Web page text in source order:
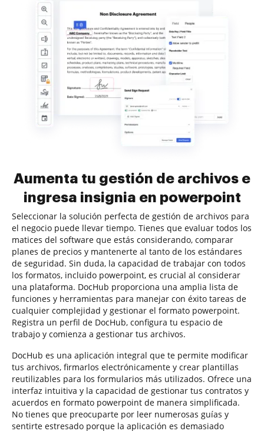
Aumenta tu gestión de archivos e
ingresa insignia en powerpoint
Seleccionar la solución perfecta de gestión de archivos para
el negocio puede llevar tiempo. Tienes que evaluar todos los
matices del software que estás considerando, comparar
planes de precios y mantenerte al tanto de los estándares
de seguridad. Sin duda, la capacidad de trabajar con todos
los formatos, incluido powerpoint, es crucial al considerar
una plataforma. DocHub proporciona una amplia lista de
funciones y herramientas para manejar con éxito tareas de
cualquier complejidad y gestionar el formato powerpoint.
Registra un perfil de DocHub, configura tu espacio de
trabajo y comienza a gestionar tus archivos.
DocHub es una aplicación integral que te permite modificar
tus archivos, firmarlos electrónicamente y crear plantillas
reutilizables para los formularios más utilizados. Ofrece una
interfaz intuitiva y la capacidad de gestionar tus contratos y
acuerdos en formato powerpoint de manera simplificada.
No tienes que preocuparte por leer numerosas guías y
sentirte estresado porque la aplicación es demasiado